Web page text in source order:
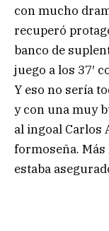
con mucho
recuperó
banco de
juego a los 37′
Y eso no sería
y con una muy
al ingoal Carlos
formoseña.
estaba